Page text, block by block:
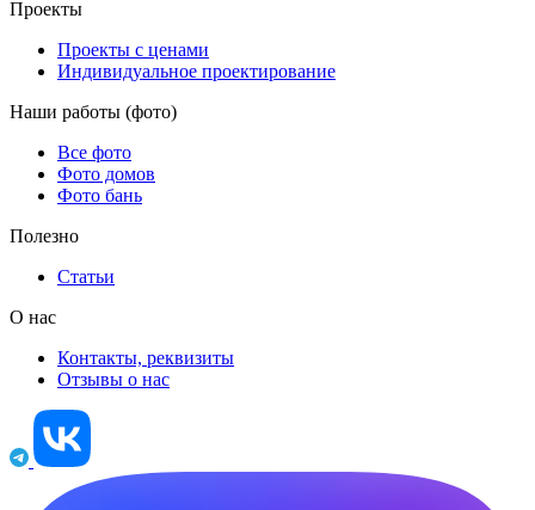
Проекты
Проекты с ценами
Индивидуальное проектирование
Наши работы (фото)
Все фото
Фото домов
Фото бань
Полезно
Статьи
О нас
Контакты, реквизиты
Отзывы о нас